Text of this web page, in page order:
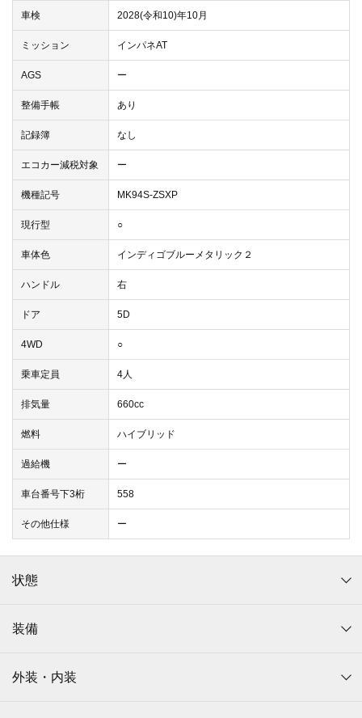
車検 2028(令和10)年10月
ミッション インパネAT
AGS ー
整備手帳 あり
記録簿 なし
エコカー減税対象 ー
機種記号 MK94S-ZSXP
現行型 ○
車体色 インディゴブルーメタリック２
ハンドル 右
ドア 5D
4WD ○
乗車定員 4人
排気量 660cc
燃料 ハイブリッド
過給機 ー
車台番号下3桁 558
その他仕様 ー
状態
装備
外装・内装